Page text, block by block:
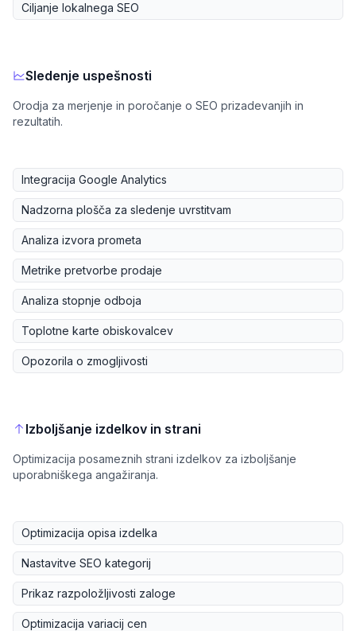
Ciljanje lokalnega SEO
Sledenje uspešnosti
Orodja za merjenje in poročanje o SEO prizadevanjih in
rezultatih.
Integracija Google Analytics
Nadzorna plošča za sledenje uvrstitvam
Analiza izvora prometa
Metrike pretvorbe prodaje
Analiza stopnje odboja
Toplotne karte obiskovalcev
Opozorila o zmogljivosti
Izboljšanje izdelkov in strani
Optimizacija posameznih strani izdelkov za izboljšanje
uporabniškega angažiranja.
Optimizacija opisa izdelka
Nastavitve SEO kategorij
Prikaz razpoložljivosti zaloge
Optimizacija variacij cen